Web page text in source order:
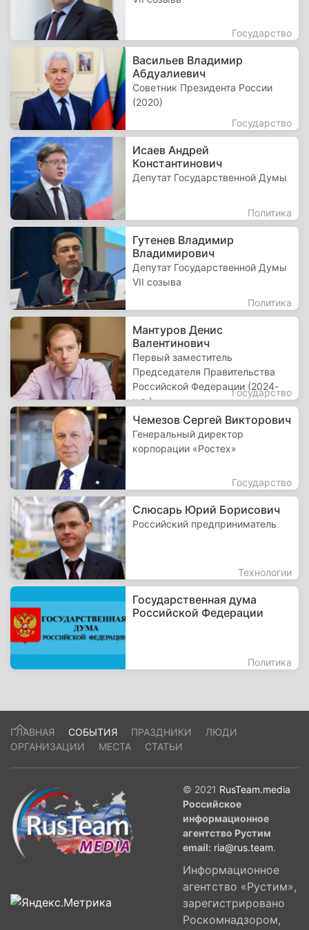
Государство
Васильев Владимир
Абдуалиевич
Советник Президента России
(2020)
Государство
Исаев Андрей
Константинович
Депутат Государственной Думы
Политика
Гутенев Владимир
Владимирович
Депутат Государственной Думы
VII созыва
Политика
Мантуров Денис
Валентинович
Первый заместитель
Председателя Правительства
Российской Федерации (2024-
н.в.)
Государство
Чемезов Сергей Викторович
Генеральный директор
корпорации «Ростех»
Государство
Слюсарь Юрий Борисович
Российский предприниматель
Технологии
Государственная дума
Российской Федерации
Политика
ГЛАВНАЯ СОБЫТИЯ ПРАЗДНИКИ
ЛЮДИ
ОРГАНИЗАЦИИ
МЕСТА СТАТЬИ
© 2021 RusTeam.media
Российское
информационное
агентство Рустим
email: ria@rus.team.
Информационное
агентство «Рустим»,
зарегистрировано
Роскомнадзором,